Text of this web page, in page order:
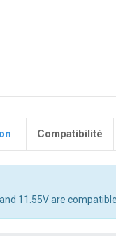
Compatibilité
11.55V are